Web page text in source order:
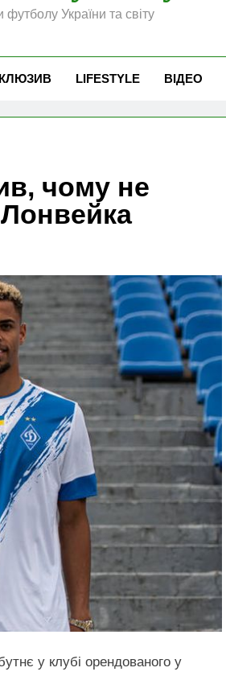
футболу України та світу
LIFESTYLE ВІДЕО
чому не
у клубі орендованого у